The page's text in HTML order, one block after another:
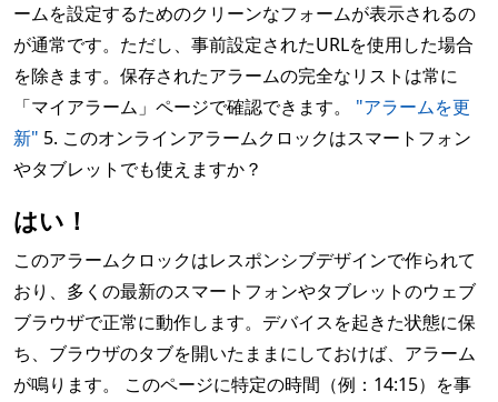
ームを設定するためのクリーンなフォームが表示されるの
が通常です。ただし、事前設定されたURLを使用した場合
を除きます。保存されたアラームの完全なリストは常に
「マイアラーム」ページで確認できます。 "アラームを更
新" 5. このオンラインアラームクロックはスマートフォン
やタブレットでも使えますか？
はい！
このアラームクロックはレスポンシブデザインで作られて
おり、多くの最新のスマートフォンやタブレットのウェブ
ブラウザで正常に動作します。デバイスを起きた状態に保
ち、ブラウザのタブを開いたままにしておけば、アラーム
が鳴ります。 このページに特定の時間（例：14:15）を事